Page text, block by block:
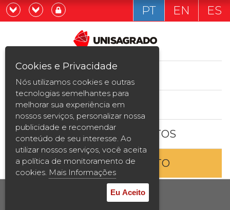
Graduação
Pós-graduação e MBA
Curta Duração
Vestibular
2ª Graduação
Transferência
Já sou estudande
Quero ser estudante
PT EN ES
ESTUDE AQUI
BOLSAS E DESCONTOS
ENTRE EM CONTATO
Cookies e Privacidade
Nós utilizamos cookies e outras
tecnologias semelhantes para
melhorar sua experiência em
nossos serviços, personalizar nossa
publicidade e recomendar
conteúdo de seu interesse. Ao
utilizar nossos serviços, você aceita
a política de monitoramento de
cookies. Mais Informações
Eu Aceito